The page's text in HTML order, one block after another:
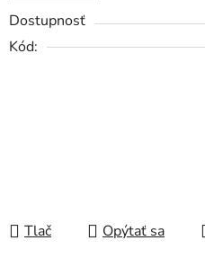
Dostupnosť
Kód:
Tlač Opýtať sa